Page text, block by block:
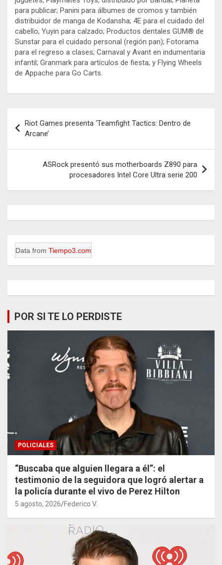
para publicar; Panini para álbumes de cromos y también
distribuidor de manga de Kodansha; 4E para el cuidado del
cabello; Yuyin para calzado; Productos dentales GUM® de
Sunstar para el cuidado personal (región pan); Fotorama
para el regreso a clases; Carnaval y Avant en indumentaria
infantil; Granmark para artículos de fiesta; y Flying Wheels
de Appache para Go Carts.
de
entradas
Riot Games presenta ‘Teamfight Tactics: Dentro de
Arcane’
ASRock presentó sus motherboards Z890 para
procesadores Intel Core Ultra serie 200
Data from Tiempo3.com
POR SI TE LO PERDISTE
POLICIALES
“Buscaba que alguien llegara a él”: el
testimonio de la seguidora que logró alertar a
la policía durante el vivo de Perez Hilton
5 agosto, 2026 Federico V.